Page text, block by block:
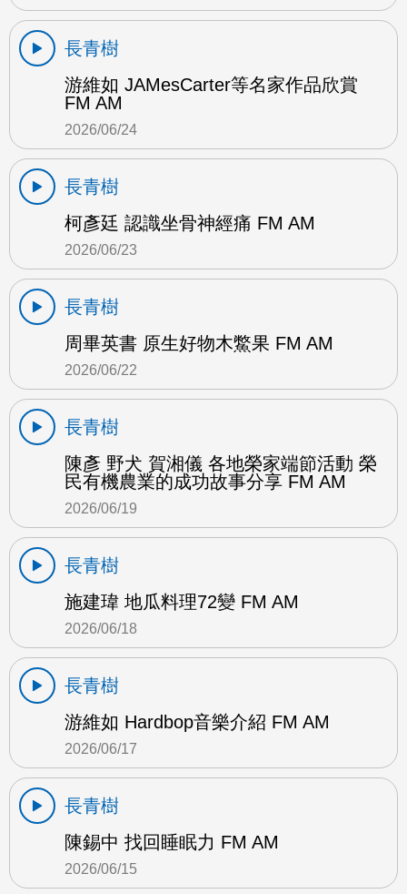
長青樹
游維如 JAMesCarter等名家作品欣賞
FM AM
2026/06/24
長青樹
柯彥廷 認識坐骨神經痛 FM AM
2026/06/23
長青樹
周畢英書 原生好物木鱉果 FM AM
2026/06/22
長青樹
陳彥 野犬 賀湘儀 各地榮家端節活動 榮
民有機農業的成功故事分享 FM AM
2026/06/19
長青樹
施建瑋 地瓜料理72變 FM AM
2026/06/18
長青樹
游維如 Hardbop音樂介紹 FM AM
2026/06/17
長青樹
陳錫中 找回睡眠力 FM AM
2026/06/15